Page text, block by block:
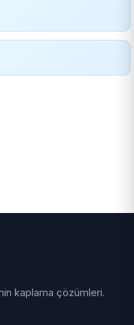
kaplama çözümleri.